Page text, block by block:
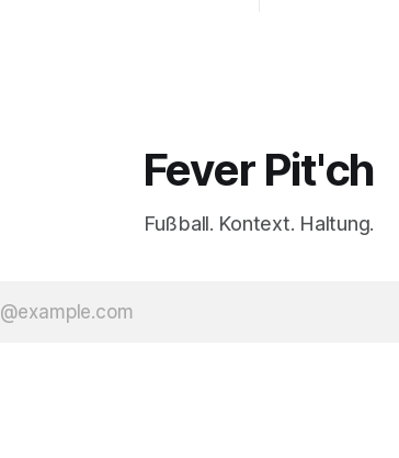
Fever Pit'ch
Fußball. Kontext. Haltung.